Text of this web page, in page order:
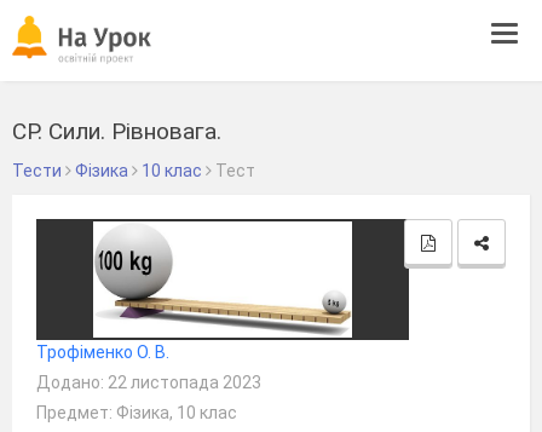
СР. Сили. Рівновага.
Тести Фізика 10 клас Тест
Трофіменко О. В.
Додано: 22 листопада 2023
Предмет: Фізика, 10 клас